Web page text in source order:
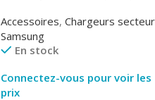
EP-TA800
Accessoires, Chargeurs secteur
Samsung
En stock
Connectez-vous pour voir les
prix